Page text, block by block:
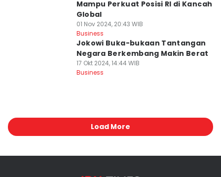
Mampu Perkuat Posisi RI di Kancah
Global
01 Nov 2024, 20:43 WIB
Business
Jokowi Buka-bukaan Tantangan
Negara Berkembang Makin Berat
17 Okt 2024, 14:44 WIB
Business
Load More